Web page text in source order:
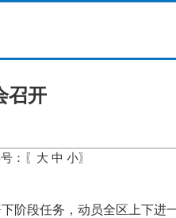
召开
：〖 大 中 小〗
阶段任务，动员全区上下进